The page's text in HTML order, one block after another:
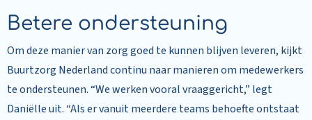
Betere ondersteuning
Om deze manier van zorg goed te kunnen blijven leveren, kijkt
Buurtzorg Nederland continu naar manieren om medewerkers
te ondersteunen. “We werken vooral vraaggericht,” legt
Daniëlle uit. “Als er vanuit meerdere teams behoefte ontstaat